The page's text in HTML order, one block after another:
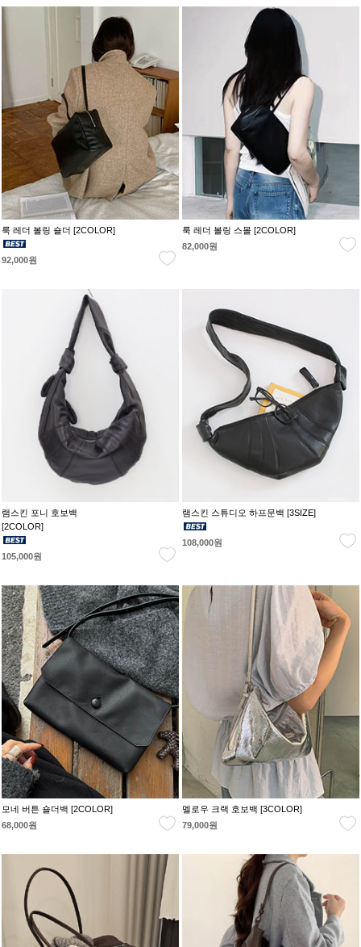
룩 레더 볼링 숄더 [2COLOR]
92,000원
룩 레더 볼링 스몰 [2COLOR]
82,000원
램스킨 포니 호보백
[2COLOR]
105,000원
램스킨 스튜디오 하프문백 [3SIZE]
108,000원
모네 버튼 숄더백 [2COLOR]
68,000원
멜로우 크랙 호보백 [3COLOR]
79,000원